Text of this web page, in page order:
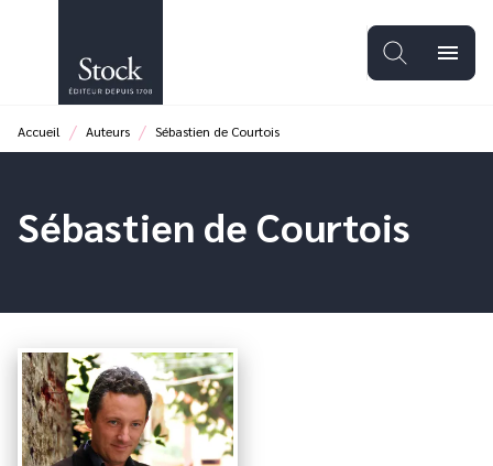
PIED DE PAGE
menu
Accueil / Auteurs / Sébastien de Courtois
Sébastien de Courtois